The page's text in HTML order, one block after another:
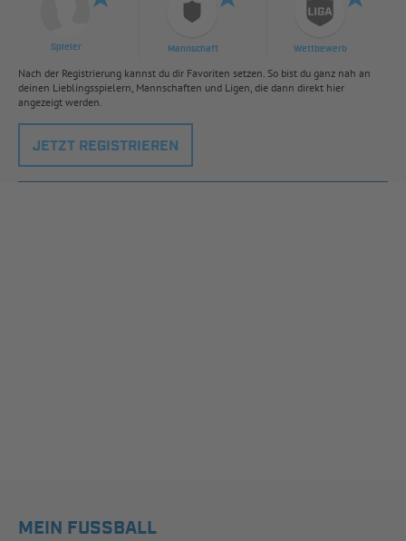
Spieler Mannschaft Wettbewerb
Nach der Registrierung kannst du dir Favoriten setzen. So bist du ganz nah an
deinen Lieblingsspielern, Mannschaften und Ligen, die dann direkt hier
angezeigt werden.
JETZT REGISTRIEREN
MEIN FUSSBALL